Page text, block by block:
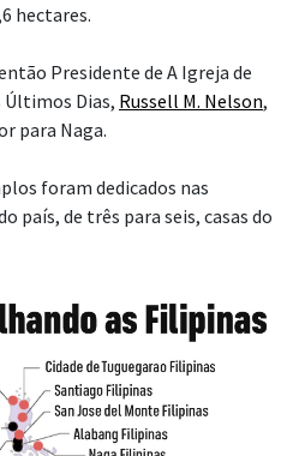
hectares.
Presidente de A Igreja de
Últimos Dias, Russell M. Nelson,
para Naga.
foram dedicados nas
país, de três para seis, casas do